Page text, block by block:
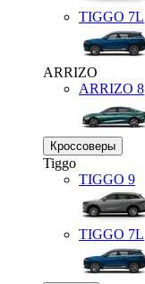
TIGGO 7L
ARRIZO
ARRIZO 8
Кроссоверы
Tiggo
TIGGO 9
TIGGO 7L